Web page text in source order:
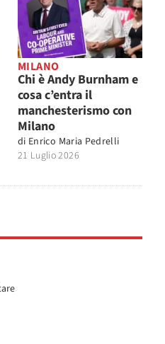
MILANO
Chi è Andy Burnham e
cosa c’entra il
manchesterismo con
Milano
di Enrico Maria Pedrelli
21 Luglio 2026